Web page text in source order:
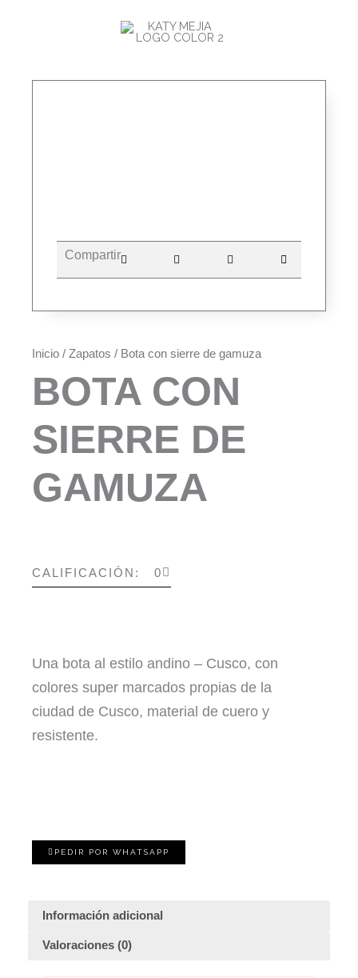
Inicio / Zapatos / Bota con sierre de gamuza
BOTA CON
SIERRE DE
GAMUZA
CALIFICACIÓN: 0
Una bota al estilo andino – Cusco, con
colores super marcados propias de la
ciudad de Cusco, material de cuero y
resistente.
PEDIR POR WHATSAPP
Compartir
Información adicional
Valoraciones (0)